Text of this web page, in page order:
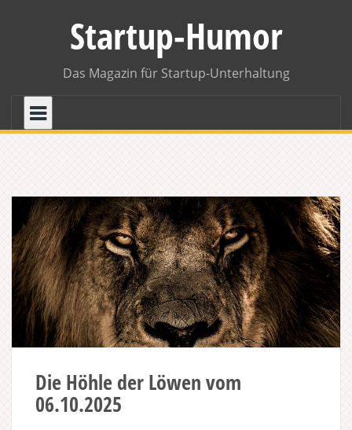
Startup-Humor
Das Magazin für Startup-Unterhaltung
Die Höhle der Löwen vom
06.10.2025